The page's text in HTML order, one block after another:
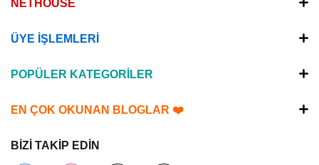
NETHOUSE
ÜYE İŞLEMLERİ
POPÜLER KATEGORİLER
EN ÇOK OKUNAN BLOGLAR ❤️
BİZİ TAKİP EDİN